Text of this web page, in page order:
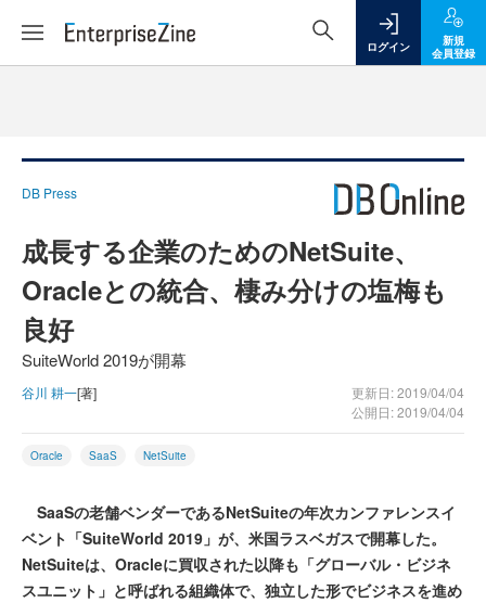
ログイン
新規
会員登録
DB Press
成長する企業のためのNetSuite、
Oracleとの統合、棲み分けの塩梅も
良好
SuiteWorld 2019が開幕
谷川 耕一[著]
更新日: 2019/04/04
公開日: 2019/04/04
Oracle SaaS NetSuite
SaaSの老舗ベンダーであるNetSuiteの年次カンファレンスイ
ベント「SuiteWorld 2019」が、米国ラスベガスで開幕した。
NetSuiteは、Oracleに買収された以降も「グローバル・ビジネ
スユニット」と呼ばれる組織体で、独立した形でビジネスを進め